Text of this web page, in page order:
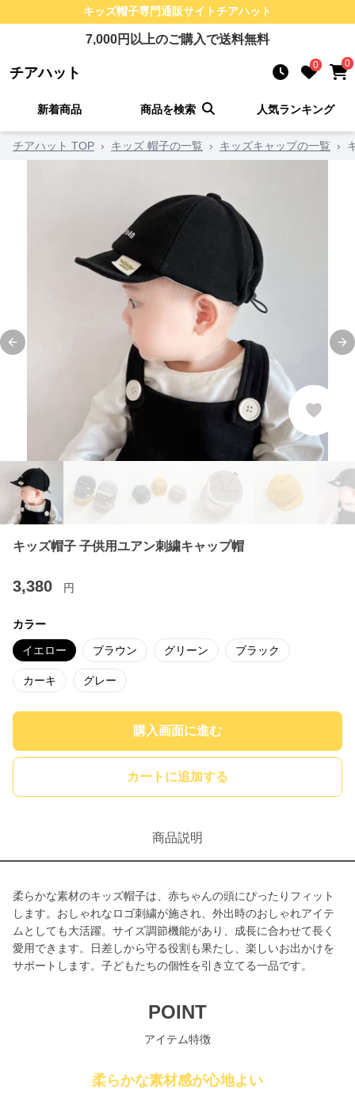
キッズ帽子専門通販サイトチアハット
7,000円以上のご購入で送料無料
チアハット 0 0
新着商品 商品を検索 人気ランキング
チアハット TOP › キッズ 帽子の一覧 › キッズキャップの一覧 ›
Previous slide
キッズ帽子 子供用ユアン刺繍キャップ帽
3,380 円
カラー
イエロー ブラウン グリーン ブラック
カーキ グレー
購入画面に進む
カートに追加する
商品説明
柔らかな素材のキッズ帽子は、赤ちゃんの頭にぴったりフィット
します。おしゃれなロゴ刺繍が施され、外出時のおしゃれアイテ
ムとしても大活躍。サイズ調節機能があり、成長に合わせて長く
愛用できます。日差しから守る役割も果たし、楽しいお出かけを
サポートします。子どもたちの個性を引き立てる一品です。
POINT
アイテム特徴
柔らかな素材感が心地よい